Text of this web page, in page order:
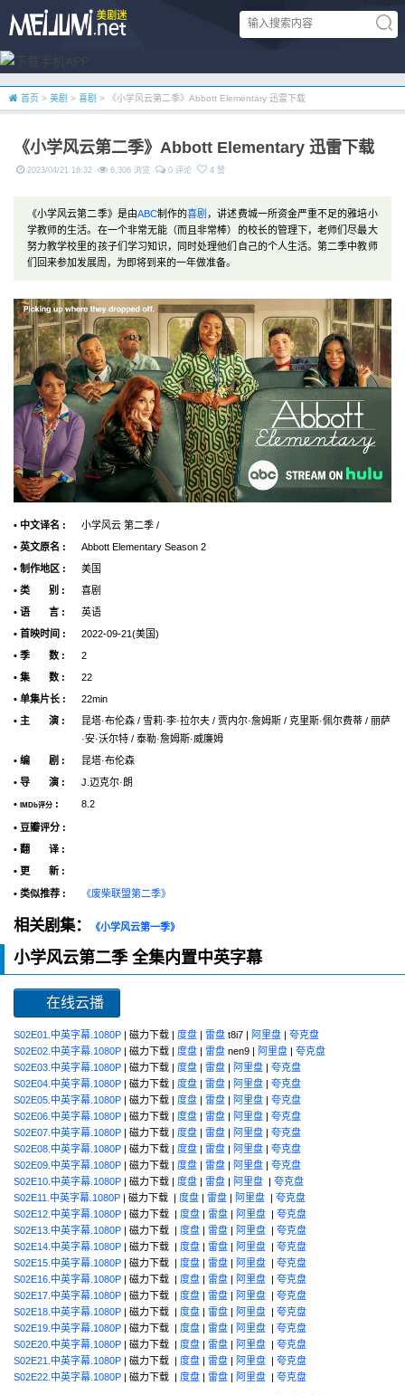
首页 > 美剧 > 喜剧 > 《小学风云第二季》Abbott Elementary 迅雷下载
《小学风云第二季》Abbott Elementary 迅雷下载
2023/04/21 16:32 6,306 浏览 0 评论 4 赞
《小学风云第二季》是由ABC制作的喜剧 ，讲述费城一所资金严重不足的雅培小
学教师的生活。在一个非常无能（而且非常棒）的校长的管理下，老师们尽最大
努力教学校里的孩子们学习知识，同时处理他们自己的个人生活。第二季中教师
们回来参加发展周，为即将到来的一年做准备。
• 中文译名 :
小学风云 第二季 /
• 英文原名 :
Abbott Elementary Season 2
• 制作地区 :
美国
• 类 别 :
喜剧
• 语 言 :
英语
• 首映时间 :
2022-09-21(美国)
• 季 数 :
2
• 集 数 :
22
• 单集片长 :
22min
• 主 演 :
昆塔·布伦森 / 雪莉·李·拉尔夫 / 贾内尔·詹姆斯 / 克里斯·佩尔费蒂 / 丽萨
·安·沃尔特 / 泰勒·詹姆斯·威廉姆
• 编 剧 :
昆塔·布伦森
• 导 演 :
J.迈克尔·朗
•
IMDb评分 : 8.2
• 豆瓣评分 :
• 翻 译 :
• 更 新 :
• 类似推荐 : 《废柴联盟第二季》
相关剧集： 《小学风云第一季》
小学风云第二季 全集内置中英字幕
在线云播
S02E01.中英字幕.1080P | 磁力下载 | 度盘 | 雷盘 t8i7 | 阿里盘 | 夸克盘
S02E02.中英字幕.1080P | 磁力下载 | 度盘 | 雷盘 nen9 | 阿里盘 | 夸克盘
S02E03.中英字幕.1080P | 磁力下载 | 度盘 | 雷盘 | 阿里盘 | 夸克盘
S02E04.中英字幕.1080P | 磁力下载 | 度盘 | 雷盘 | 阿里盘 | 夸克盘
S02E05.中英字幕.1080P | 磁力下载 | 度盘 | 雷盘 | 阿里盘 | 夸克盘
S02E06.中英字幕.1080P | 磁力下载 | 度盘 | 雷盘 | 阿里盘 | 夸克盘
S02E07.中英字幕.1080P | 磁力下载 | 度盘 | 雷盘 | 阿里盘 | 夸克盘
S02E08.中英字幕.1080P | 磁力下载 | 度盘 | 雷盘 | 阿里盘 | 夸克盘
S02E09.中英字幕.1080P | 磁力下载 | 度盘 | 雷盘 | 阿里盘 | 夸克盘
S02E10.中英字幕.1080P | 磁力下载 | 度盘 | 雷盘 | 阿里盘 | 夸克盘
S02E11.中英字幕.1080P | 磁力下载 | 度盘 | 雷盘 | 阿里盘 | 夸克盘
S02E12.中英字幕.1080P | 磁力下载 | 度盘 | 雷盘 | 阿里盘 | 夸克盘
S02E13.中英字幕.1080P | 磁力下载 | 度盘 | 雷盘 | 阿里盘 | 夸克盘
S02E14.中英字幕.1080P | 磁力下载 | 度盘 | 雷盘 | 阿里盘 | 夸克盘
S02E15.中英字幕.1080P | 磁力下载 | 度盘 | 雷盘 | 阿里盘 | 夸克盘
S02E16.中英字幕.1080P | 磁力下载 | 度盘 | 雷盘 | 阿里盘 | 夸克盘
S02E17.中英字幕.1080P | 磁力下载 | 度盘 | 雷盘 | 阿里盘 | 夸克盘
S02E18.中英字幕.1080P | 磁力下载 | 度盘 | 雷盘 | 阿里盘 | 夸克盘
S02E19.中英字幕.1080P | 磁力下载 | 度盘 | 雷盘 | 阿里盘 | 夸克盘
S02E20.中英字幕.1080P | 磁力下载 | 度盘 | 雷盘 | 阿里盘 | 夸克盘
S02E21.中英字幕.1080P | 磁力下载 | 度盘 | 雷盘 | 阿里盘 | 夸克盘
S02E22.中英字幕.1080P | 磁力下载 | 度盘 | 雷盘 | 阿里盘 | 夸克盘